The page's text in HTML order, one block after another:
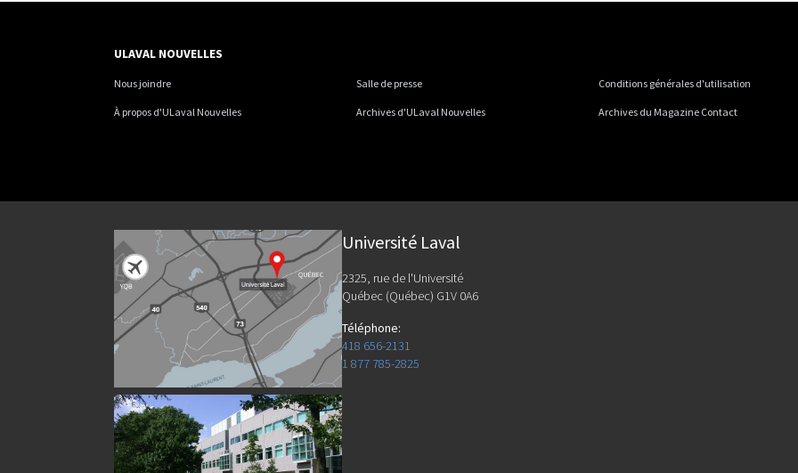
ULAVAL NOUVELLES
Nous joindre Salle de presse Conditions générales d'utilisation
À propos d'ULaval Nouvelles Archives d'ULaval Nouvelles Archives du Magazine Contact
Université Laval
2325, rue de l'Université
Québec (Québec) G1V 0A6
Téléphone:
418 656-2131
1 877 785-2825